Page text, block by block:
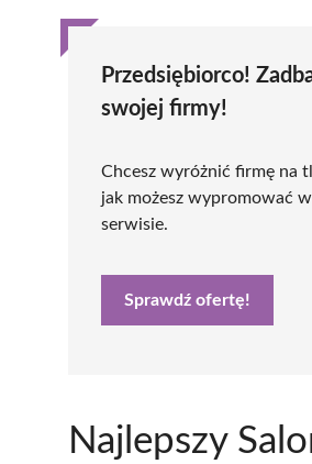
Przedsiębiorco!
swojej firmy!
Chcesz wyróżnić firmę na
jak możesz wypromować
serwisie.
Sprawdź ofertę!
Najlepszy